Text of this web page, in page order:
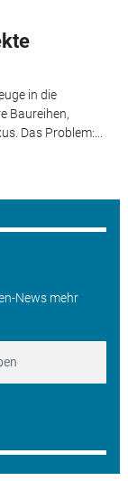
in die
Baureihen,
Das Problem:...
News mehr